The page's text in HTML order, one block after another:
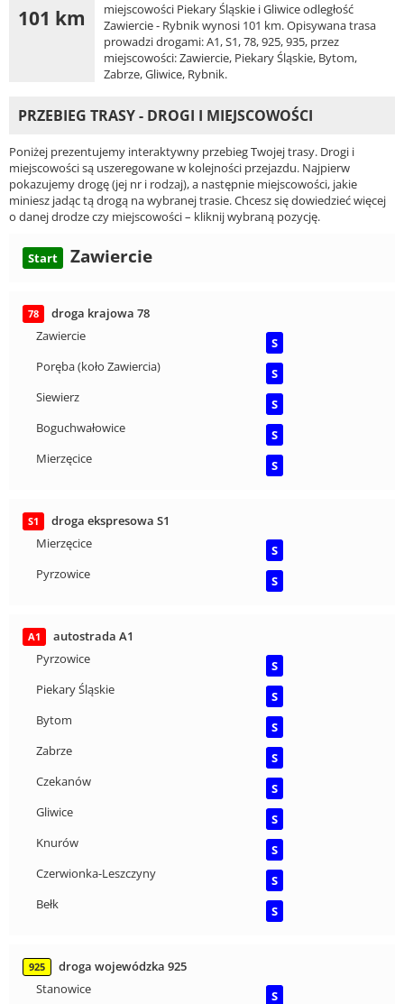
101 km
miejscowości Piekary Śląskie i Gliwice odległość
Zawiercie - Rybnik wynosi 101 km. Opisywana trasa
prowadzi drogami: A1, S1, 78, 925, 935, przez
miejscowości: Zawiercie, Piekary Śląskie, Bytom,
Zabrze, Gliwice, Rybnik.
PRZEBIEG TRASY - DROGI I MIEJSCOWOŚCI
Poniżej prezentujemy interaktywny przebieg Twojej trasy. Drogi i
miejscowości są uszeregowane w kolejności przejazdu. Najpierw
pokazujemy drogę (jej nr i rodzaj), a następnie miejscowości, jakie
miniesz jadąc tą drogą na wybranej trasie. Chcesz się dowiedzieć więcej
o danej drodze czy miejscowości – kliknij wybraną pozycję.
Start Zawiercie
78
droga krajowa 78
Zawiercie
S
Poręba (koło Zawiercia)
S
Siewierz
S
Boguchwałowice
S
Mierzęcice
S
S1
droga ekspresowa S1
Mierzęcice
S
Pyrzowice
S
A1
autostrada A1
Pyrzowice
S
Piekary Śląskie
S
Bytom
S
Zabrze
S
Czekanów
S
Gliwice
S
Knurów
S
Czerwionka-Leszczyny
S
Bełk
S
925
droga wojewódzka 925
Stanowice
S